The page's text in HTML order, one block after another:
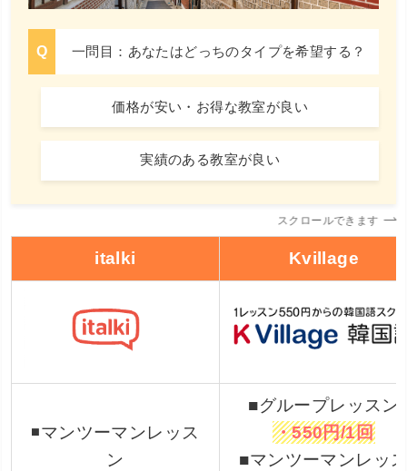
一問目：あなたはどっちのタイプを希望する？
価格が安い・お得な教室が良い
実績のある教室が良い
スクロールできます
italki Kvillage
◾️マンツーマンレッス
ン
■グループレッスン
・550円/1回
■マンツーマンレッ